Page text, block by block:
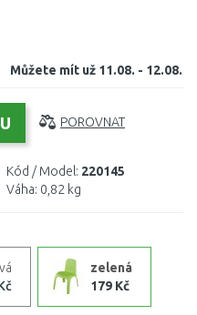
Můžete mít už 11.08. - 12.08.
POROVNAT
Kód / Model: 220145
Váha: 0,82 kg
zelená
179 Kč